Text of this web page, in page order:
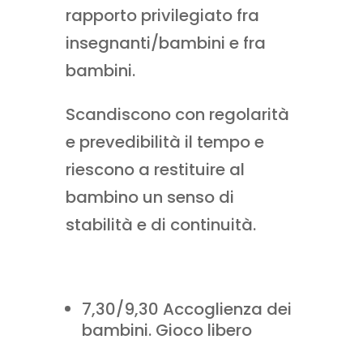
rapporto privilegiato fra
insegnanti/bambini e fra
bambini.
Scandiscono con regolarità
e prevedibilità il tempo e
riescono a restituire al
bambino un senso di
stabilità e di continuità.
7,30/9,30 Accoglienza dei
bambini. Gioco libero